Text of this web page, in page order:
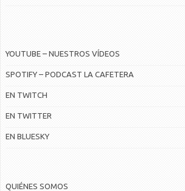
YOUTUBE – NUESTROS VÍDEOS
SPOTIFY – PODCAST LA CAFETERA
EN TWITCH
EN TWITTER
EN BLUESKY
QUIÉNES SOMOS